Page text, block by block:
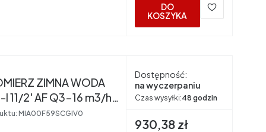
DO
KOSZYKA
ZIMNA WODA
I 11/2' AF Q3-16 m3/h
BMETERS
MIA00F59SCGIV0
Dostępność:
na wyczerpaniu
Czas wysyłki:48 godzin
Cena brutto
930,38 zł